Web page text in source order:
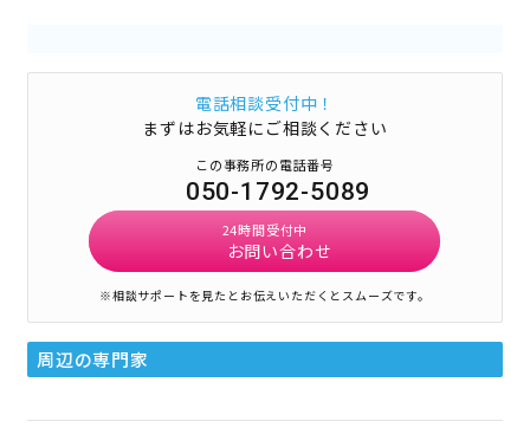
電話相談受付中！
まずはお気軽にご相談ください
この事務所の電話番号
050-1792-5089
24時間受付中
お問い合わせ
※相談サポートを見たとお伝えいただくとスムーズです。
周辺の専門家